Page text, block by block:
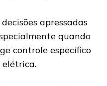
apressadas
quando
controle específico